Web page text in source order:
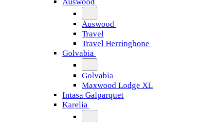
Auswood
Travel
Travel Herringbone
Golvabia
Golvabia
Maxwood Lodge XL
Intasa Galparquet
Karelia